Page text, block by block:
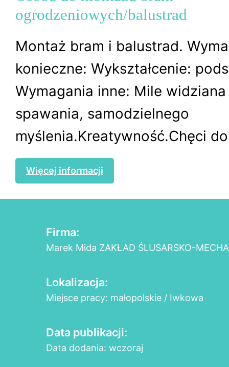
ogrodzeniowych/balustrad
Montaż bram i balustrad.
konieczne: Wykształcenie:
Wymagania inne: Mile
spawania, samodzielnego
myślenia.Kreatywność.Chęci
Więcej informacji
Firma:
Marek Mida ZAKŁAD ŚLUSARSKO-
Lokalizacja:
Miejsce pracy: małopolskie / Iwkowa
Data publikacji:
Data dodania: wczoraj